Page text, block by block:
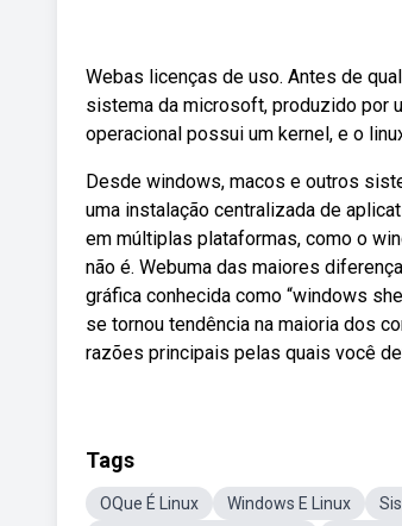
Webas licenças de uso. Antes de
sistema da microsoft, produzido por
operacional possui um kernel, e o
Desde windows, macos e outros
uma instalação centralizada de
em múltiplas plataformas, como o
não é. Webuma das maiores
gráfica conhecida como “windows
se tornou tendência na maioria dos
razões principais pelas quais você
Tags
OQue É Linux Windows E Linux